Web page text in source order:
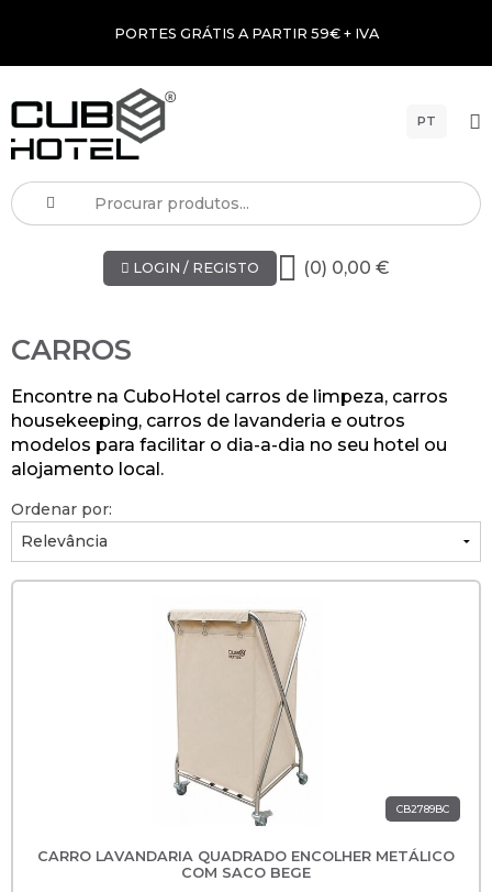
PORTES GRÁTIS A PARTIR 59€ + IVA
PT
LOGIN / REGISTO (0) 0,00 €
CARROS
Encontre na CuboHotel carros de limpeza, carros
housekeeping, carros de lavanderia e outros
modelos para facilitar o dia-a-dia no seu hotel ou
alojamento local.
Ordenar por:
CB2789BC
CARRO LAVANDARIA QUADRADO ENCOLHER METÁLICO
COM SACO BEGE